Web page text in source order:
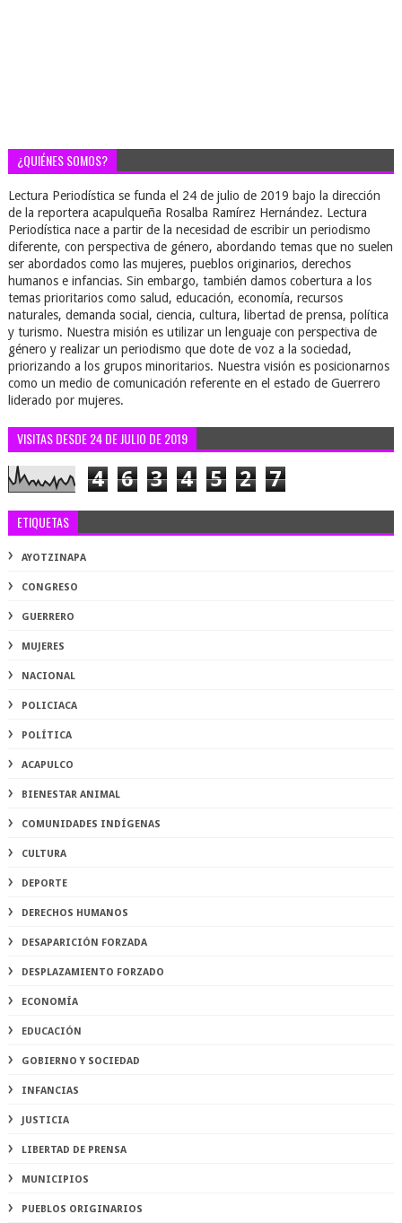
¿QUIÉNES SOMOS?
Lectura Periodística se funda el 24 de julio de 2019 bajo la dirección
de la reportera acapulqueña Rosalba Ramírez Hernández. Lectura
Periodística nace a partir de la necesidad de escribir un periodismo
diferente, con perspectiva de género, abordando temas que no suelen
ser abordados como las mujeres, pueblos originarios, derechos
humanos e infancias. Sin embargo, también damos cobertura a los
temas prioritarios como salud, educación, economía, recursos
naturales, demanda social, ciencia, cultura, libertad de prensa, política
y turismo. Nuestra misión es utilizar un lenguaje con perspectiva de
género y realizar un periodismo que dote de voz a la sociedad,
priorizando a los grupos minoritarios. Nuestra visión es posicionarnos
como un medio de comunicación referente en el estado de Guerrero
liderado por mujeres.
VISITAS DESDE 24 DE JULIO DE 2019
4 6 3 4 5 2 7
ETIQUETAS
AYOTZINAPA
CONGRESO
GUERRERO
MUJERES
NACIONAL
POLICIACA
POLÍTICA
ACAPULCO
BIENESTAR ANIMAL
COMUNIDADES INDÍGENAS
CULTURA
DEPORTE
DERECHOS HUMANOS
DESAPARICIÓN FORZADA
DESPLAZAMIENTO FORZADO
ECONOMÍA
EDUCACIÓN
GOBIERNO Y SOCIEDAD
INFANCIAS
JUSTICIA
LIBERTAD DE PRENSA
MUNICIPIOS
PUEBLOS ORIGINARIOS